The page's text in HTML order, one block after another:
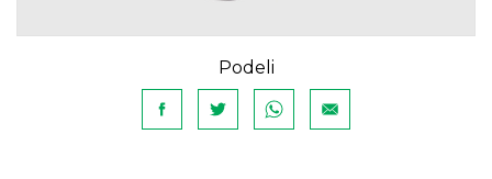
Podeli